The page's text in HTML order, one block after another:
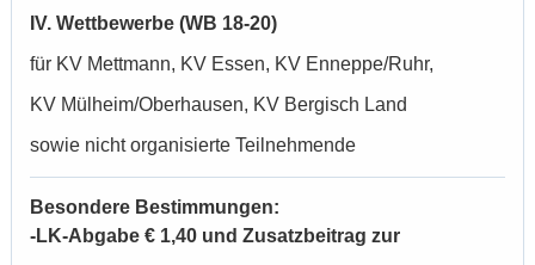
IV. Wettbewerbe (WB 18-20)
für KV Mettmann, KV Essen, KV Enneppe/Ruhr,
KV Mülheim/Oberhausen, KV Bergisch Land
sowie nicht organisierte Teilnehmende
Besondere Bestimmungen:
-LK-Abgabe € 1,40 und Zusatzbeitrag zur